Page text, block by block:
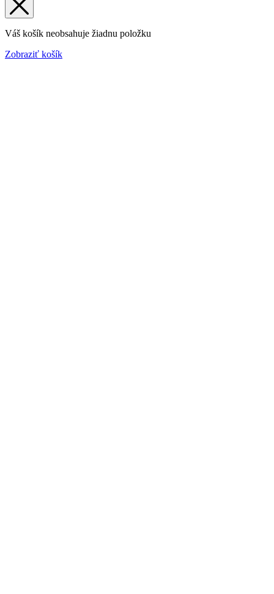
Váš košík neobsahuje žiadnu položku
Zobraziť košík